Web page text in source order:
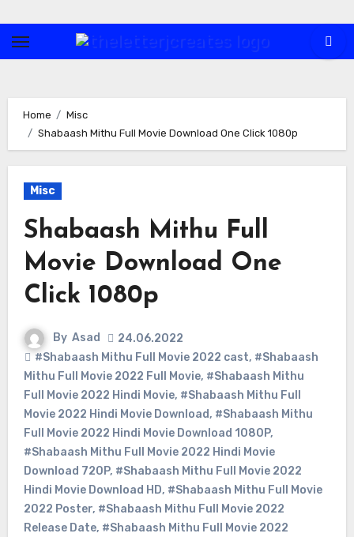
Home
Misc
Shabaash Mithu Full Movie Download One Click 1080p
Misc
Shabaash Mithu Full
Movie Download One
Click 1080p
By Asad
24.06.2022
#Shabaash Mithu Full Movie 2022 cast, #Shabaash
Mithu Full Movie 2022 Full Movie, #Shabaash Mithu
Full Movie 2022 Hindi Movie, #Shabaash Mithu Full
Movie 2022 Hindi Movie Download, #Shabaash Mithu
Full Movie 2022 Hindi Movie Download 1080P,
#Shabaash Mithu Full Movie 2022 Hindi Movie
Download 720P, #Shabaash Mithu Full Movie 2022
Hindi Movie Download HD, #Shabaash Mithu Full Movie
2022 Poster, #Shabaash Mithu Full Movie 2022
Release Date, #Shabaash Mithu Full Movie 2022